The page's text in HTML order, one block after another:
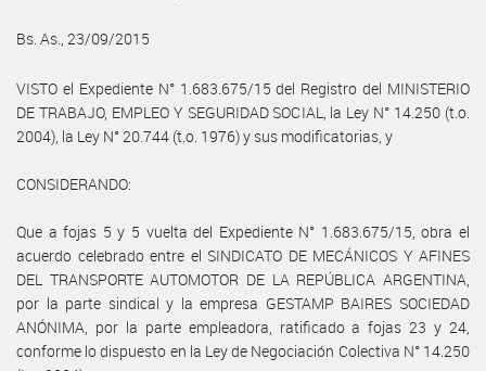
Bs. As., 23/09/2015
VISTO el Expediente N° 1.683.675/15 del Registro del MINISTERIO
DE TRABAJO, EMPLEO Y SEGURIDAD SOCIAL, la Ley N° 14.250 (t.o.
2004), la Ley N° 20.744 (t.o. 1976) y sus modificatorias, y
CONSIDERANDO:
Que a fojas 5 y 5 vuelta del Expediente N° 1.683.675/15, obra el
acuerdo celebrado entre el SINDICATO DE MECÁNICOS Y AFINES
DEL TRANSPORTE AUTOMOTOR DE LA REPÚBLICA ARGENTINA,
por la parte sindical y la empresa GESTAMP BAIRES SOCIEDAD
ANÓNIMA, por la parte empleadora, ratificado a fojas 23 y 24,
conforme lo dispuesto en la Ley de Negociación Colectiva N° 14.250